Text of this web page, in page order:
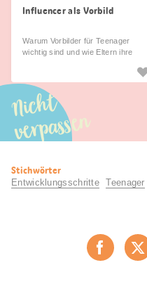
Influencer als Vorbild
Warum Vorbilder für Teenager
wichtig sind und wie Eltern ihre
Nicht
verpassen
Nützliche
Informationen
Stichwörter
Entwicklungsschritte Teenager